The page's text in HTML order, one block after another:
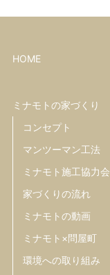
HOME
ミナモトの家づくり
コンセプト
マンツーマン工法
ミナモト施工協力会
家づくりの流れ
ミナモトの動画
ミナモト×問屋町
環境への取り組み